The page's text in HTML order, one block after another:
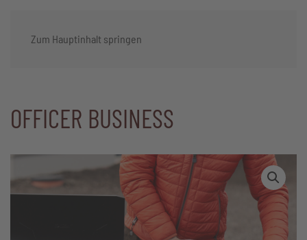
Zum Hauptinhalt springen
OFFICER BUSINESS